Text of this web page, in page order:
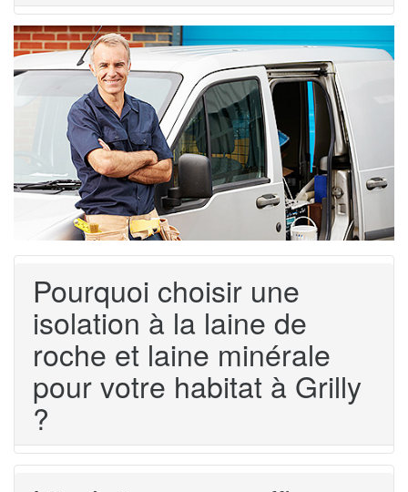
Pourquoi choisir une
isolation à la laine de
roche et laine minérale
pour votre habitat à Grilly
?